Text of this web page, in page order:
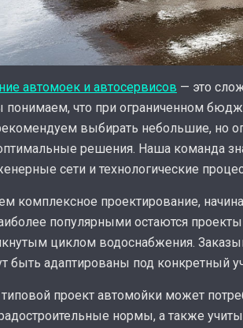
автомоек и автосервисов — это
что при ограниченном
выбирать небольшие, но
решения. Наша команда
сети и технологические
комплексное проектирование,
популярными остаются
циклом водоснабжения.
быть адаптированы под конкретный
проект автомойки может
нормы, а также